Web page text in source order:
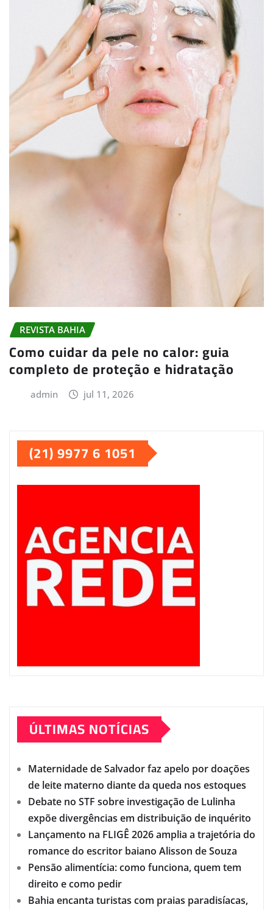
REVISTA BAHIA
Como cuidar da pele no calor: guia
completo de proteção e hidratação
admin jul 11, 2026
(21) 9977 6 1051
ÚLTIMAS NOTÍCIAS
Maternidade de Salvador faz apelo por doações
de leite materno diante da queda nos estoques
Debate no STF sobre investigação de Lulinha
expõe divergências em distribuição de inquérito
Lançamento na FLIGÊ 2026 amplia a trajetória do
romance do escritor baiano Alisson de Souza
Pensão alimentícia: como funciona, quem tem
direito e como pedir
Bahia encanta turistas com praias paradisíacas,